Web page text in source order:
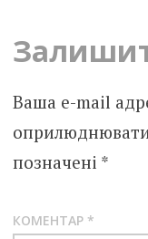
Ваша e-mail
позначені *
КОМЕНТАР *